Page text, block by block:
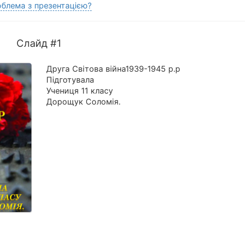
з презентацією?
Слайд #1
Друга Світова війна1939-1945 р.р
Підготувала
Учениця 11 класу
Дорощук Соломія.